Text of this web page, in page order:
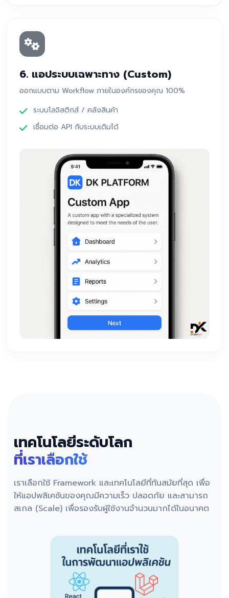
6. แอประบบเฉพาะทาง (Custom)
ออกแบบตาม Workflow ภายในองค์กรของคุณ 100%
ระบบโลจิสติกส์ / คลังสินค้า
เชื่อมต่อ API กับระบบเดิมได้
เทคโนโลยีระดับโลก
ที่เราเลือกใช้
เราเลือกใช้ Framework และเทคโนโลยีที่ทันสมัยที่สุด เพื่อ
ให้แอปพลิเคชันของคุณมีความเร็ว ปลอดภัย และสามารถ
สเกล (Scale) เพื่อรองรับผู้ใช้งานจำนวนมากได้ในอนาคต